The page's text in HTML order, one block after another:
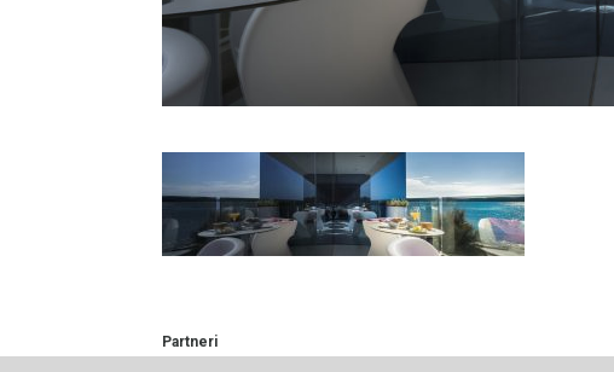
Partneri